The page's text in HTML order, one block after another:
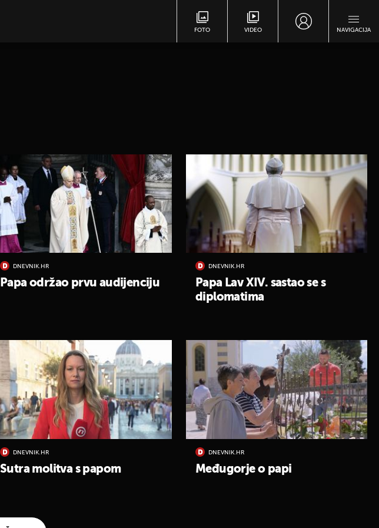
FOTO VIDEO NAVIGACIJA
DNEVNIK.HR
Papa održao prvu audijenciju
DNEVNIK.HR
Papa Lav XIV. sastao se s
diplomatima
DNEVNIK.HR
Sutra molitva s papom
DNEVNIK.HR
Međugorje o papi